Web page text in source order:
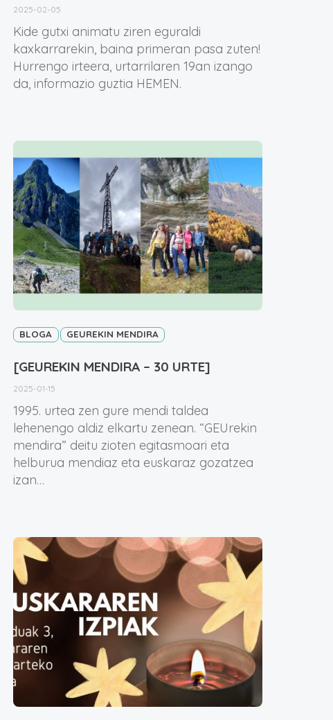
2025-02-05
Kide gutxi animatu ziren eguraldi
kaxkarrarekin, baina primeran pasa zuten!
Hurrengo irteera, urtarrilaren 19an izango
da, informazio guztia HEMEN.
BLOGA GEUREKIN MENDIRA
[GEUREKIN MENDIRA – 30 URTE]
2025-01-15
1995. urtea zen gure mendi taldea
lehenengo aldiz elkartu zenean. “GEUrekin
mendira” deitu zioten egitasmoari eta
helburua mendiaz eta euskaraz gozatzea
izan…